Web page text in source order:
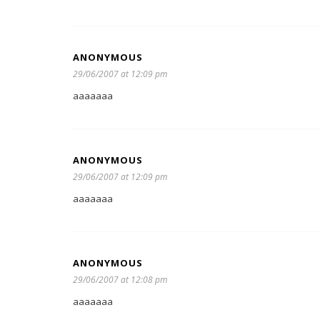
ANONYMOUS
29/06/2007 at 12:09 pm
aaaaaaa
ANONYMOUS
29/06/2007 at 12:09 pm
aaaaaaa
ANONYMOUS
29/06/2007 at 12:08 pm
aaaaaaa